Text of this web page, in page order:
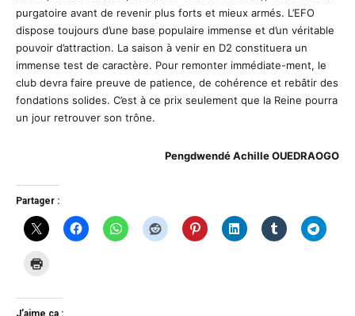
purgatoire avant de revenir plus forts et mieux armés. L’EFO
dispose toujours d’une base populaire immense et d’un véritable
pouvoir d’attraction. La saison à venir en D2 constituera un
immense test de caractère. Pour remonter immédiate-ment, le
club devra faire preuve de patience, de cohérence et rebâtir des
fondations solides. C’est à ce prix seulement que la Reine pourra
un jour retrouver son trône.
Pengdwendé Achille OUEDRAOGO
Partager :
J’aime ça :